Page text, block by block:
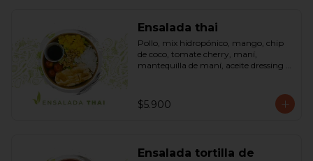
Ensalada thai
Pollo, mix hidropónico, mango, chip
de coco, tomate cherry, maní,
mantequilla de maní, aceite dressing
$5.900
Ensalada tortilla de